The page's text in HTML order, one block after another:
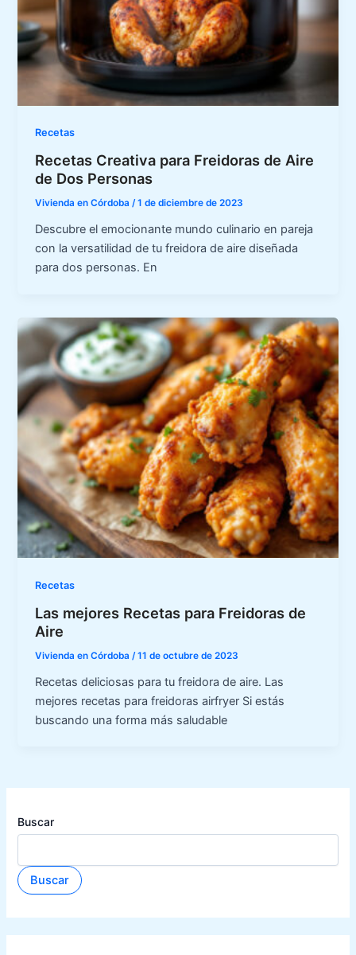
Recetas
Recetas Creativa para Freidoras de Aire
de Dos Personas
Vivienda en Córdoba/1 de diciembre de 2023
Descubre el emocionante mundo culinario en pareja
con la versatilidad de tu freidora de aire diseñada
para dos personas. En
Recetas
Las mejores Recetas para Freidoras de
Aire
Vivienda en Córdoba /11 de octubre de 2023
Recetas deliciosas para tu freidora de aire. Las
mejores recetas para freidoras airfryer Si estás
buscando una forma más saludable
Buscar
Buscar